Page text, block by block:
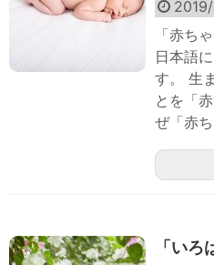
「赤ち
日本語
す。 生
とを「
ぜ「赤
「い